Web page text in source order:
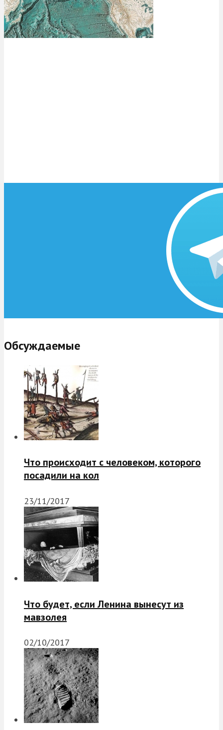
Обсуждаемые
Что происходит с человеком, которого
посадили на кол
23/11/2017
Что будет, если Ленина вынесут из
мавзолея
02/10/2017